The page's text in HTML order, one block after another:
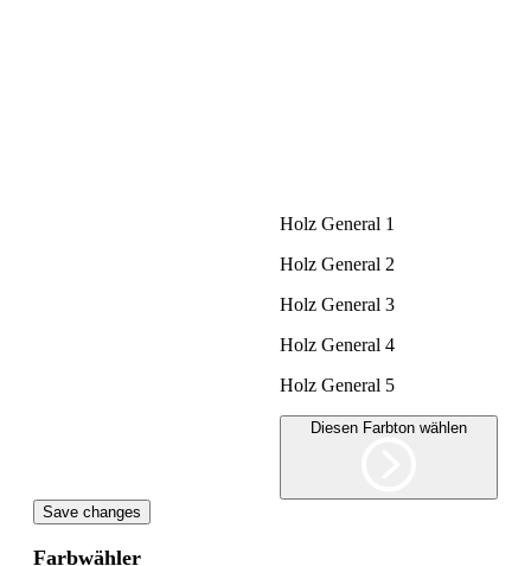
Holz General 1
Holz General 2
Holz General 3
Holz General 4
Holz General 5
Save changes
Farbwähler